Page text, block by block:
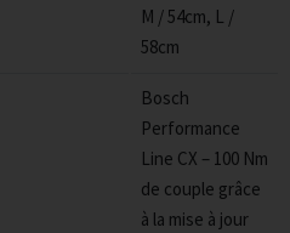
M / 54cm, L /
58cm
Bosch
Performance
Line CX – 100 Nm
de couple grâce
à la mise à jour